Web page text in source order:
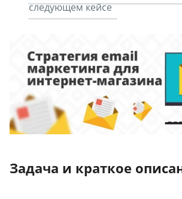
следующем кейсе
Задача и краткое